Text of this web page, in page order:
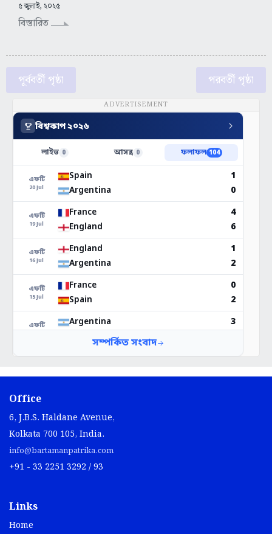
৫ জুলাই, ২০২৫
বিস্তারিত
পূর্ববর্তী পৃষ্ঠা পরবর্তী পৃষ্ঠা
ADVERTISEMENT
Office
6, J.B.S. Haldane Avenue,
Kolkata 700 105, India.
info@bartamanpatrika.com
+91 - 33 2251 3292 / 93
Links
Home